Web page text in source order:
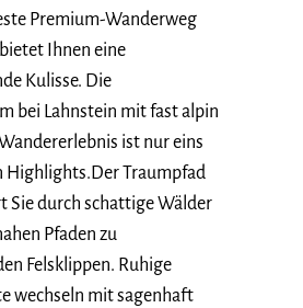
Premium-Wanderweg
Ihnen eine
Kulisse. Die
bei Lahnstein mit fast alpin
ist nur eins
Highlights.Der Traumpfad
Sie durch schattige Wälder
Pfaden zu
Felsklippen. Ruhige
wechseln mit sagenhaft